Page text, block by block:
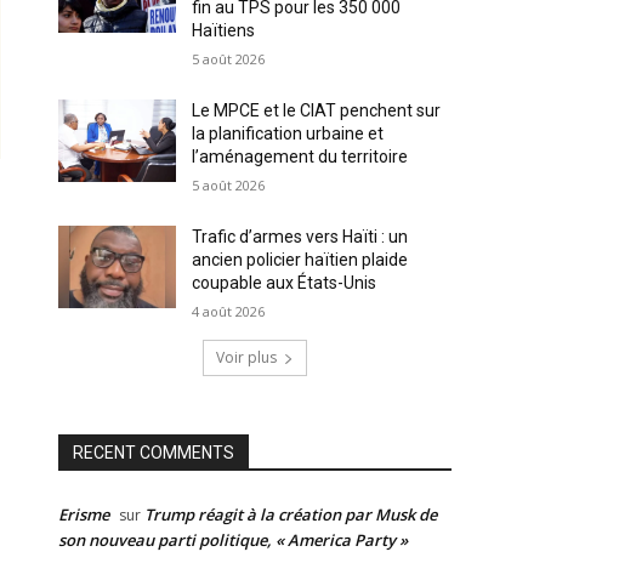
fin au TPS pour les 350 000
Haïtiens
5 août 2026
Le MPCE et le CIAT penchent sur
la planification urbaine et
l’aménagement du territoire
5 août 2026
Trafic d’armes vers Haïti : un
ancien policier haïtien plaide
coupable aux États-Unis
4 août 2026
Voir plus
RECENT COMMENTS
Erisme sur Trump réagit à la création par Musk de
son nouveau parti politique, « America Party »